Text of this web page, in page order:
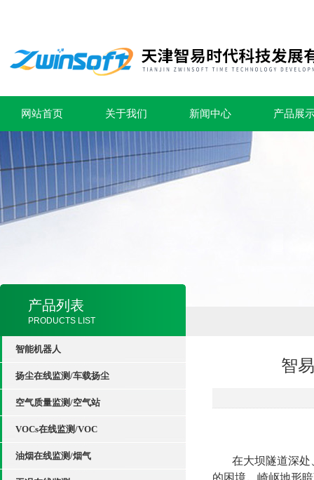
网站首页 关于我们 新闻中心 产品展
产品列表
PRODUCTS LIST
智能机器人
扬尘在线监测/车载扬尘
空气质量监测/空气站
VOCs在线监测/VOC
油烟在线监测/烟气
智
在大坝隧道深
的困境。崎岖地形